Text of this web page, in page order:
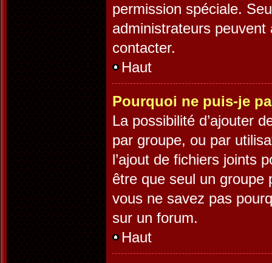
permission spéciale.
administrateurs
contacter.
Haut
Pourquoi ne puis-je
La possibilité d’ajouter
par groupe, ou par
l’ajout de fichiers joints
être que seul un groupe
vous ne savez pas
sur un forum.
Haut